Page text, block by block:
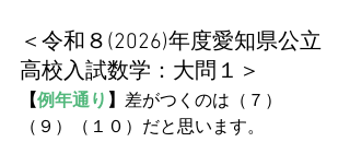
＜令和８(2026)年度愛知県公立
高校入試数学：大問１＞
【例年通り 】 差がつくのは（７）
（９）（１０）だと思います。